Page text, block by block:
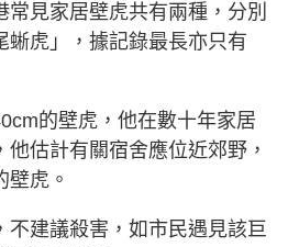
見家居壁虎共有兩種，分別
蜥虎」，據記錄最長亦只有
的壁虎，他在數十年家居
估計有關宿舍應位近郊野，
壁虎。
不建議殺害，如市民遇見該巨